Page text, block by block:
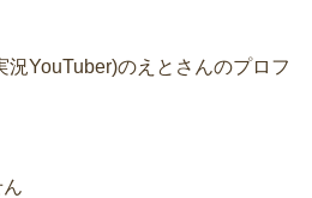
況YouTuber)のえとさんのプロフ